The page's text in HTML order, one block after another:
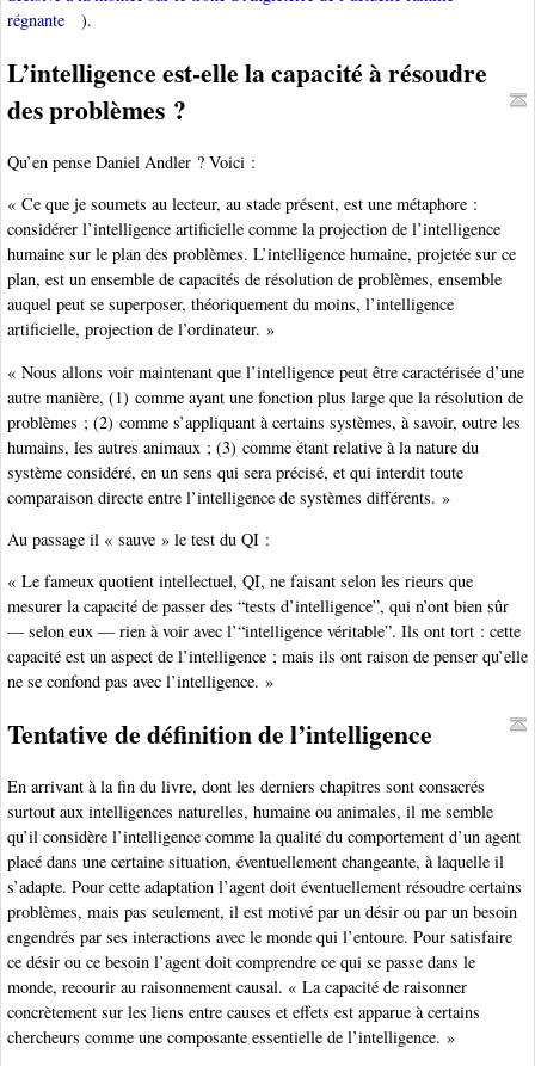
régnante
).
L’intelligence est-elle la capacité à résoudre
des problèmes ?
Qu’en pense Daniel Andler ? Voici :
« Ce que je soumets au lecteur, au stade présent, est une métaphore :
considérer l’intelligence artificielle comme la projection de l’intelligence
humaine sur le plan des problèmes. L’intelligence humaine, projetée sur ce
plan, est un ensemble de capacités de résolution de problèmes, ensemble
auquel peut se superposer, théoriquement du moins, l’intelligence
artificielle, projection de l’ordinateur. »
« Nous allons voir maintenant que l’intelligence peut être caractérisée d’une
autre manière, (1) comme ayant une fonction plus large que la résolution de
problèmes ; (2) comme s’appliquant à certains systèmes, à savoir, outre les
humains, les autres animaux ; (3) comme étant relative à la nature du
système considéré, en un sens qui sera précisé, et qui interdit toute
comparaison directe entre l’intelligence de systèmes différents. »
Au passage il « sauve » le test du QI :
« Le fameux quotient intellectuel, QI, ne faisant selon les rieurs que
mesurer la capacité de passer des “tests d’intelligence”, qui n’ont bien sûr
— selon eux — rien à voir avec l’“intelligence véritable”. Ils ont tort : cette
capacité est un aspect de l’intelligence ; mais ils ont raison de penser qu’elle
ne se confond pas avec l’intelligence. »
Tentative de définition de l’intelligence
En arrivant à la fin du livre, dont les derniers chapitres sont consacrés
surtout aux intelligences naturelles, humaine ou animales, il me semble
qu’il considère l’intelligence comme la qualité du comportement d’un agent
placé dans une certaine situation, éventuellement changeante, à laquelle il
s’adapte. Pour cette adaptation l’agent doit éventuellement résoudre certains
problèmes, mais pas seulement, il est motivé par un désir ou par un besoin
engendrés par ses interactions avec le monde qui l’entoure. Pour satisfaire
ce désir ou ce besoin l’agent doit comprendre ce qui se passe dans le
monde, recourir au raisonnement causal. « La capacité de raisonner
concrètement sur les liens entre causes et effets est apparue à certains
chercheurs comme une composante essentielle de l’intelligence. »